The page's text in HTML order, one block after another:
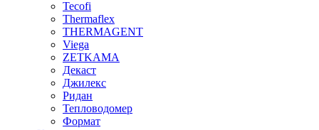
Tecofi
Thermaflex
THERMAGENT
Viega
ZETKAMA
Декаст
Джилекс
Ридан
Тепловодомер
Формат